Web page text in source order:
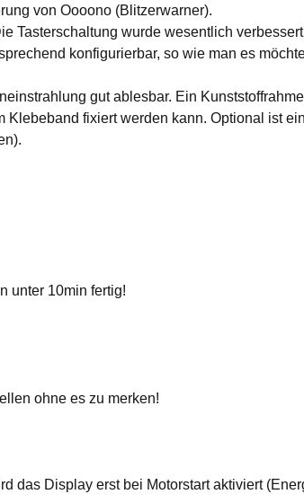
von Oooono (Blitzerwarner).
Tasterschaltung wurde wesentlich
konfigurierbar, so wie man es
gut ablesbar. Ein
fixiert werden kann. Optional ist
unter 10min fertig!
ohne es zu merken!
das Display erst bei Motorstart aktiviert